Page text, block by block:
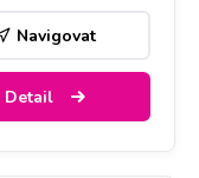
Navigovat
Detail